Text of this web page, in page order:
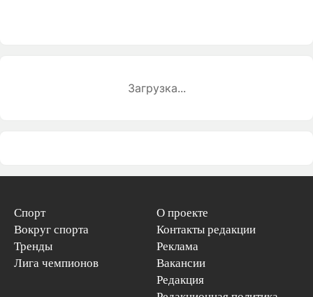
Загрузка...
Спорт
Вокруг спорта
Тренды
Лига чемпионов
О проекте
Контакты редакции
Реклама
Вакансии
Редакция